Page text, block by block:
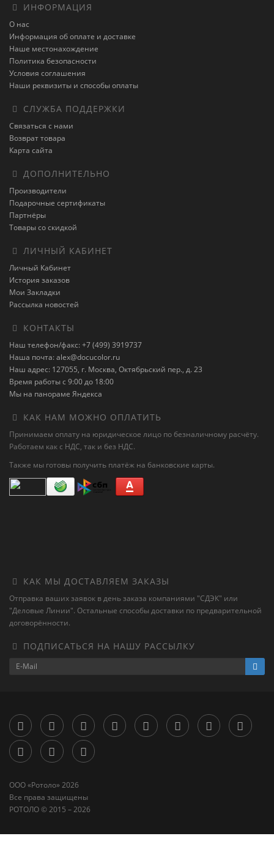
ИНФОРМАЦИЯ
О нас
Информация об оплате и доставке
Наше местонахождение
Политика безопасности
Условия соглашения
Наши реквизиты и способы оплаты
СЛУЖБА ПОДДЕРЖКИ
Связаться с нами
Возврат товара
Карта сайта
ДОПОЛНИТЕЛЬНО
Производители
Подарочные сертификаты
Партнёры
Товары со скидкой
ЛИЧНЫЙ КАБИНЕТ
Личный Кабинет
История заказов
Мои Закладки
Рассылка новостей
КОНТАКТЫ
Наш телефон/факс: +7 (499) 3919737
Наша почта: alex@docucolor.ru
Наш адрес: 127055, г. Москва, Октябрьский пер., д. 23
Время работы с 9:00 до 18:00
Мы на панораме Яндекса
КАК НАМ МОЖНО ОПЛАТИТЬ
Принимаем оплату на юридическое лицо по безналичному расчёту.
Работаем как с НДС, так и без НДС.
Также мы готовы получить платёж на банковские карты.
КАК МЫ ДОСТАВЛЯЕМ ЗАКАЗЫ
Отправка ваших заявок в день заказа компаниями "СДЭК" или
"Деловые Линии". Остальные способы доставки по предварительной
договорённости.
ПОДПИСАТЬСЯ НА НАШУ РАССЫЛКУ
ООО «‎Ротоло» 2026
Все права защищены
РОТОЛО © 2015 – 2026